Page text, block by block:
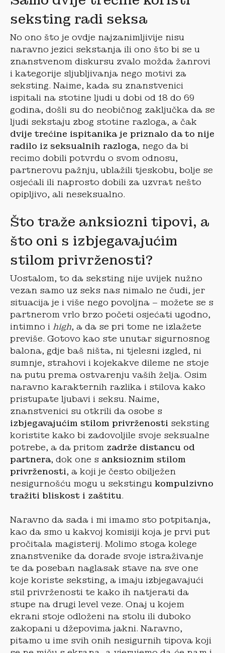
seksting radi seksa
No ono što je ovdje najzanimljivije nisu
naravno jezici sekstanja ili ono što bi se u
znanstvenom diskursu zvalo možda žanrovi
i kategorije sljubljivanja nego motivi za
seksting. Naime, kada su znanstvenici
ispitali na stotine ljudi u dobi od 18 do 69
godina, došli su do neobičnog zaključka da se
ljudi sekstaju zbog stotine razloga, a čak
dvije trećine ispitanika je priznalo da to nije
radilo iz seksualnih razloga, nego da bi
recimo dobili potvrdu o svom odnosu,
partnerovu pažnju, ublažili tjeskobu, bolje se
osjećali ili naprosto dobili za uzvrat nešto
opipljivo, ali neseksualno.
Što traže anksiozni tipovi, a
što oni s izbjegavajućim
stilom privrženosti?
Uostalom, to da seksting nije uvijek nužno
vezan samo uz seks nas nimalo ne čudi, jer
situacija je i više nego povoljna – možete se s
partnerom vrlo brzo početi osjećati ugodno,
intimno i high, a da se pri tome ne izlažete
previše. Gotovo kao ste unutar sigurnosnog
balona, gdje baš ništa, ni tjelesni izgled, ni
sumnje, strahovi i kojekakve dileme ne stoje
na putu prema ostvarenju vaših želja. Osim
naravno karakternih razlika i stilova kako
pristupate ljubavi i seksu. Naime,
znanstvenici su otkrili da osobe s
izbjegavajućim stilom privrženosti seksting
koristite kako bi zadovoljile svoje seksualne
potrebe, a da pritom zadrže distancu od
partnera, dok one s anksioznim stilom
privrženosti, a koji je često obilježen
nesigurnošću mogu u sekstingu kompulzivno
tražiti bliskost i zaštitu.
Naravno da sada i mi imamo sto potpitanja,
kao da smo u kakvoj komisiji koja je prvi put
pročitala magisterij. Molimo stoga kolege
znanstvenike da dorade svoje istraživanje
te da poseban naglasak stave na sve one
koje koriste seksting, a imaju izbjegavajući
stil privrženosti te kako ih natjerati da
stupe na drugi level veze. Onaj u kojem
ekrani stoje odloženi na stolu ili duboko
zakopani u džepovima jakni. Naravno,
pitamo u ime svih onih nesigurnih tipova koji